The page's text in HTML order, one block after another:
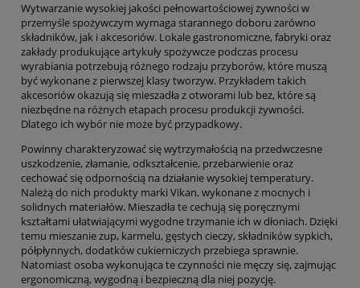
Wytwarzanie wysokiej jakości pełnowartościowej żywności w
przemyśle spożywczym wymaga starannego doboru zarówno
składników, jak i akcesoriów. Lokale gastronomiczne, fabryki oraz
zakłady produkujące artykuły spożywcze podczas procesu
wyrabiania potrzebują różnego rodzaju przyborów, które muszą
być wykonane z pierwszej klasy tworzyw. Przykładem takich
akcesoriów okazują się mieszadła z otworami lub bez, które są
niezbędne na różnych etapach procesu produkcji żywności.
Dlatego ich wybór nie może być przypadkowy.
Powinny charakteryzować się wytrzymałością na przedwczesne
uszkodzenie, złamanie, odkształcenie, przebarwienie oraz
cechować się odpornością na działanie wysokiej temperatury.
Należą do nich produkty marki Vikan, wykonane z mocnych i
solidnych materiałów. Mieszadła te cechują się poręcznymi
kształtami ułatwiającymi wygodne trzymanie ich w dłoniach. Dzięki
temu mieszanie zup, karmelu, gęstych cieczy, składników sypkich,
półpłynnych, dodatków cukierniczych przebiega sprawnie.
Natomiast osoba wykonująca te czynności nie męczy się, zajmując
ergonomiczną, wygodną i bezpieczną dla niej pozycję.